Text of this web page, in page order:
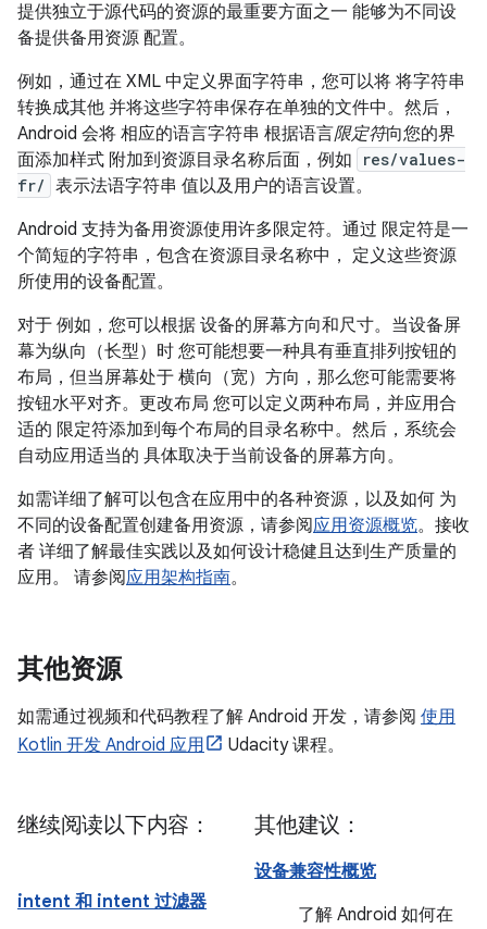
提供独立于源代码的资源的最重要方面之一 能够为不同设
备提供备用资源 配置。
例如，通过在 XML 中定义界面字符串，您可以将 将字符串
转换成其他 并将这些字符串保存在单独的文件中。然后，
Android 会将 相应的语言字符串 根据语言限定符向您的界
面添加样式 附加到资源目录名称后面，例如
res/values-
fr/ 表示法语字符串 值以及用户的语言设置。
Android 支持为备用资源使用许多限定符。通过 限定符是一
个简短的字符串，包含在资源目录名称中， 定义这些资源
所使用的设备配置。
对于 例如，您可以根据 设备的屏幕方向和尺寸。当设备屏
幕为纵向（长型）时 您可能想要一种具有垂直排列按钮的
布局，但当屏幕处于 横向（宽）方向，那么您可能需要将
按钮水平对齐。更改布局 您可以定义两种布局，并应用合
适的 限定符添加到每个布局的目录名称中。然后，系统会
自动应用适当的 具体取决于当前设备的屏幕方向。
如需详细了解可以包含在应用中的各种资源，以及如何 为
不同的设备配置创建备用资源，请参阅应用资源概览。接收
者 详细了解最佳实践以及如何设计稳健且达到生产质量的
应用。 请参阅应用架构指南。
其他资源
如需通过视频和代码教程了解 Android 开发，请参阅 使用
Kotlin 开发 Android 应用
Udacity 课程。
继续阅读以下内容：
intent 和 intent 过滤器
其他建议：
设备兼容性概览
了解 Android 如何在